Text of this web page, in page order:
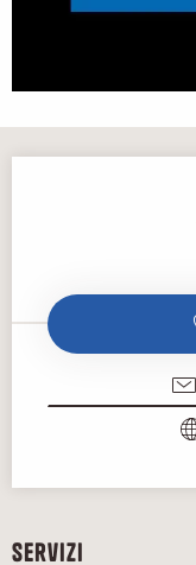
Servizi